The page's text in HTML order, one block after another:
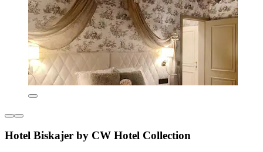
Hotel Biskajer by CW Hotel Collection